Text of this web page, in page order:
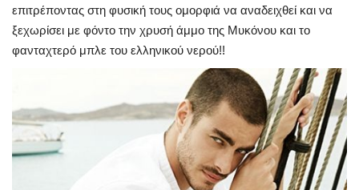
επιτρέποντας στη φυσική τους ομορφιά να αναδειχθεί και να
ξεχωρίσει με φόντο την χρυσή άμμο της Μυκόνου και το
φανταχτερό μπλε του ελληνικού νερού!!